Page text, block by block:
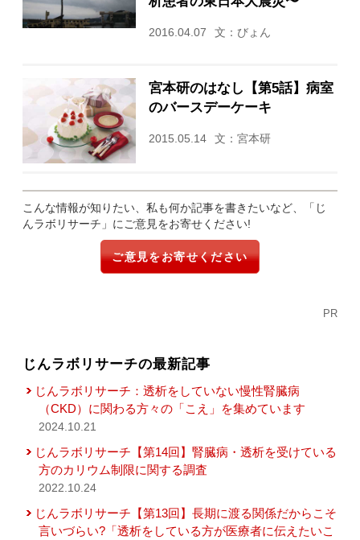
2016.04.07 文：びょん
宮本研のはなし【第5話】病室
のバースデーケーキ
2015.05.14 文：宮本研
こんな情報が知りたい、私も何か記事を書きたいなど、「じ
んラボリサーチ」にご意見をお寄せください!
ご意見をお寄せください
PR
じんラボリサーチの最新記事
じんラボリサーチ：透析をしていない慢性腎臓病
（CKD）に関わる方々の「こえ」を集めています
2024.10.21
じんラボリサーチ【第14回】腎臓病・透析を受けている
方のカリウム制限に関する調査
2022.10.24
じんラボリサーチ【第13回】長期に渡る関係だからこそ
言いづらい?「透析をしている方が医療者に伝えたいこ